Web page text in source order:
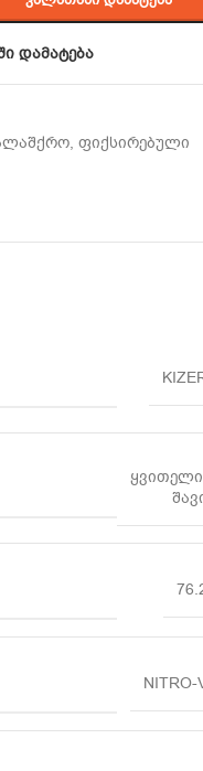
დამატება
, ფიქსირებული
ყვითელი
NITRO-